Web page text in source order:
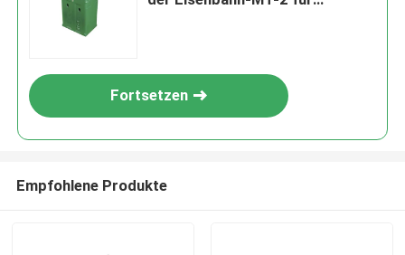
Fortsetzen
Empfohlene Produkte